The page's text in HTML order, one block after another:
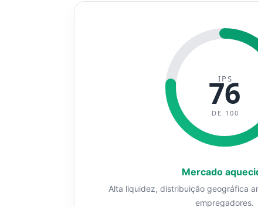
IPS
76
DE 100
Mercado
Alta liquidez, distribuição geográfica
empregadores.